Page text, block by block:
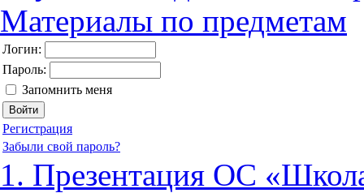
Материалы по предметам
Логин:
Пароль:
Запомнить меня
Регистрация
Забыли свой пароль?
1. Презентация ОС